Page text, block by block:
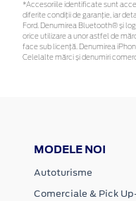
*Accesoriile identificate sunt
diferite condiții de garanție, iar
Ford. Denumirea Bluetooth® și
orice utilizare a unor astfel de
face sub licență. Denumirea
Celelalte mărci și denumiri
MODELE NOI
Autoturisme
Comerciale & Pick